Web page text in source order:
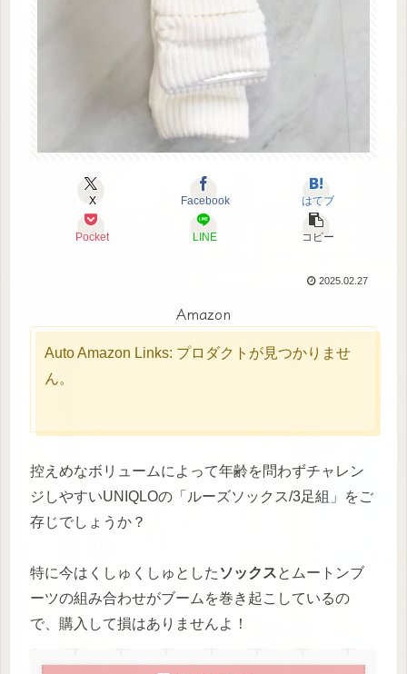
X Facebook はてブ
Pocket LINE コピー
2025.02.27
Amazon
Auto Amazon Links: プロダクトが見つかりませ
ん。
控えめなボリュームによって年齢を問わずチャレン
ジしやすいUNIQLOの「ルーズソックス/3足組」をご
存じでしょうか？
特に今はくしゅくしゅとした ソックスとムートンブ
ーツの組み合わせがブームを巻き起こしているの
で、購入して損はありませんよ！